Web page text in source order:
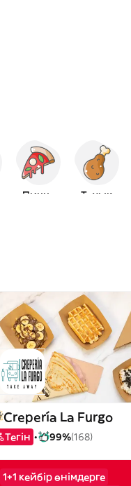
Пицца Тауық
Crepería La Furgo
Тегін 99%(168)
1+1 кейбір өнімдерге